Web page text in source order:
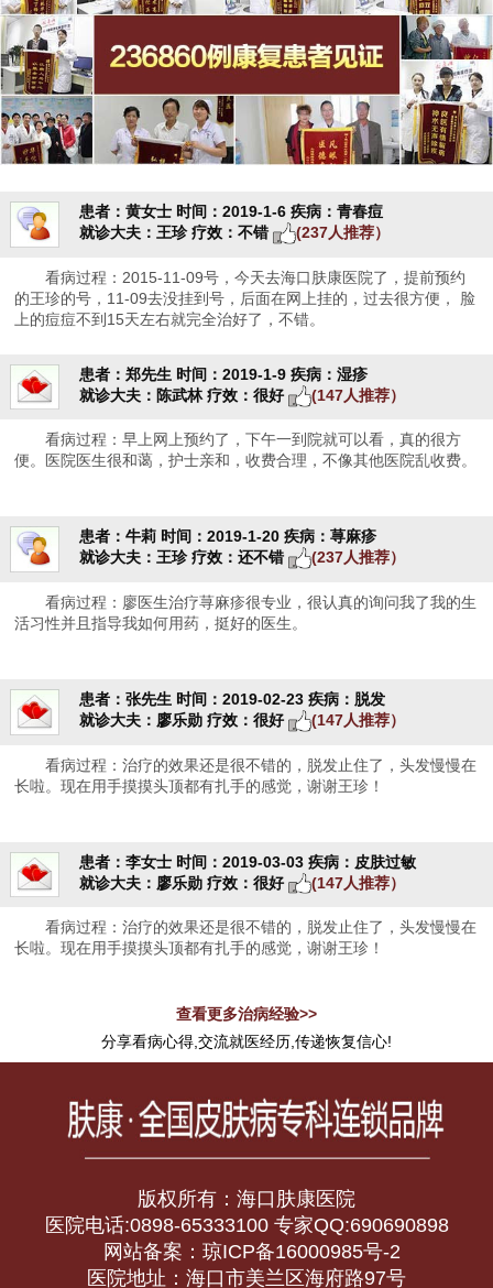
患者：黄女士 时间：2019-1-6 疾病：青春痘
就诊大夫：王珍 疗效：不错 (237人推荐）
看病过程：2015-11-09号，今天去海口肤康医院了，提前预约
的王珍的号，11-09去没挂到号，后面在网上挂的，过去很方便， 脸
上的痘痘不到15天左右就完全治好了，不错。
患者：郑先生 时间：2019-1-9 疾病：湿疹
就诊大夫：陈武林 疗效：很好 (147人推荐）
看病过程：早上网上预约了，下午一到院就可以看，真的很方
便。医院医生很和蔼，护士亲和，收费合理，不像其他医院乱收费。
患者：牛莉 时间：2019-1-20 疾病：荨麻疹
就诊大夫：王珍 疗效：还不错 (237人推荐）
看病过程：廖医生治疗荨麻疹很专业，很认真的询问我了我的生
活习性并且指导我如何用药，挺好的医生。
患者：张先生 时间：2019-02-23 疾病：脱发
就诊大夫：廖乐勋 疗效：很好 (147人推荐）
看病过程：治疗的效果还是很不错的，脱发止住了，头发慢慢在
长啦。现在用手摸摸头顶都有扎手的感觉，谢谢王珍！
患者：李女士 时间：2019-03-03 疾病：皮肤过敏
就诊大夫：廖乐勋 疗效：很好 (147人推荐）
看病过程：治疗的效果还是很不错的，脱发止住了，头发慢慢在
长啦。现在用手摸摸头顶都有扎手的感觉，谢谢王珍！
查看更多治病经验>>
分享看病心得,交流就医经历,传递恢复信心!
版权所有：海口肤康医院
医院电话:0898-65333100 专家QQ:690690898
网站备案：琼ICP备16000985号-2
医院地址：海口市美兰区海府路97号